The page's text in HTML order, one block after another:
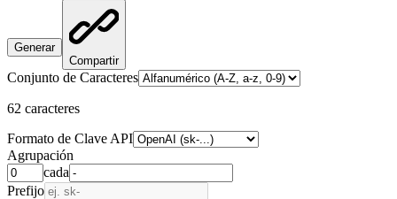
Generar
Compartir
Conjunto de Caracteres
62 caracteres
Formato de Clave API
Agrupación
cada
Prefijo